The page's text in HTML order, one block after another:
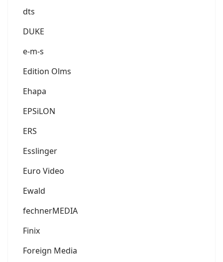
dts
DUKE
e-m-s
Edition Olms
Ehapa
EPSiLON
ERS
Esslinger
Euro Video
Ewald
fechnerMEDIA
Finix
Foreign Media